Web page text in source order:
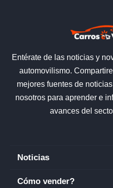
Entérate de las noticias y
automovilismo.
mejores fuentes de
nosotros para aprender e
avances del
Noticias
Cómo vender?